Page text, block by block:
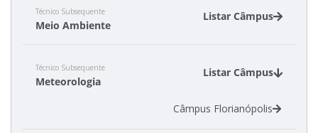
Câmpus Chapecó
Câmpus Itajaí
Câmpus Lages
Técnico Subsequente
Meio Ambiente
Listar Câmpus
Câmpus Gaspar
Técnico Subsequente
Meteorologia
Listar Câmpus
Câmpus Florianópolis